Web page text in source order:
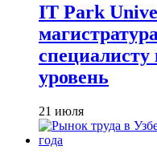
IT Park
уровень
21 июля